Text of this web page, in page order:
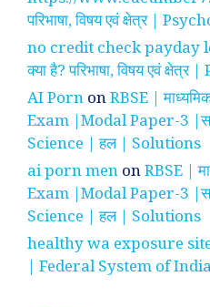
परिभाषा, विषय एवं क्षेत्र |
no credit check payday
क्या है? परिभाषा, विषय एवं
AI Porn onRBSE |
Exam |Modal Paper-3
Science | हल | Solutions
ai porn men onRBSE |
Exam |Modal Paper-3
Science | हल | Solutions
healthy wa exposure
| Federal System of India